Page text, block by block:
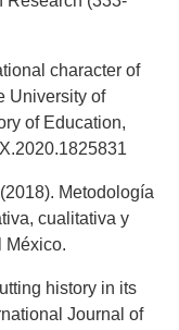
character of
University of
of Education,
Metodología
cualitativa y
México.
history in its
Journal of